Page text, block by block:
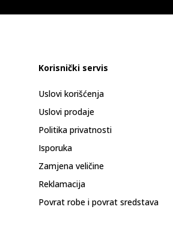
Korisnički servis
Uslovi korišćenja
Uslovi prodaje
Politika privatnosti
Isporuka
Zamjena veličine
Reklamacija
Povrat robe i povrat sredstava